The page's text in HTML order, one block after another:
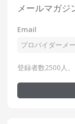
メールマガジ
Email
登録者数2500人